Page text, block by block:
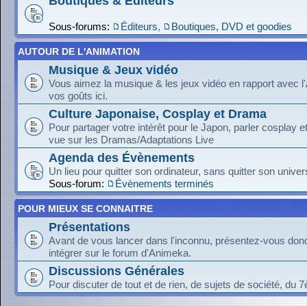
Sous-forums: Éditeurs, Boutiques, DVD et goodies
AUTOUR DE L'ANIMATION
Musique & Jeux vidéo
Vous aimez la musique & les jeux vidéo en rapport avec
vos goûts ici.
Culture Japonaise, Cosplay et Drama
Pour partager votre intérêt pour le Japon, parler cosplay
vue sur les Dramas/Adaptations Live
Agenda des Évènements
Un lieu pour quitter son ordinateur, sans quitter son
Sous-forum:
Évènements terminés
POUR MIEUX SE CONNAITRE
Présentations
Avant de vous lancer dans l'inconnu, présentez-vous
intégrer sur le forum d'Animeka.
Discussions Générales
Pour discuter de tout et de rien, de sujets de société, du